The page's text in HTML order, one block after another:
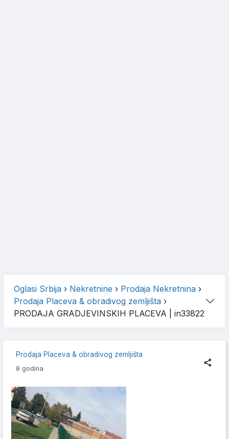
Oglasi Srbija › Nekretnine › Prodaja Nekretnina ›
Prodaja Placeva & obradivog zemljišta ›
PRODAJA GRADJEVINSKIH PLACEVA | in33822
Prodaja Placeva & obradivog zemljišta
8 godina